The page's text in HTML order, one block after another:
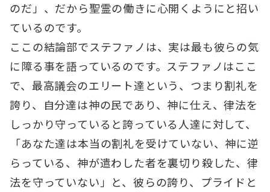
のだ」、だから聖霊の働きに心開くようにと招い
ているのです。
ここの結論部でステファノは、実は最も彼らの気
に障る事を語っているのです。ステファノはここ
で、最高議会のエリート達という、つまり割礼を
誇り、自分達は神の民であり、神に仕え、律法を
しっかり守っていると誇っている人達に対して、
「あなた達は本当の割礼を受けていない、神に逆
らっている、神が遣わした者を裏切り殺した、律
法を守っていない」と、彼らの誇り、プライドと